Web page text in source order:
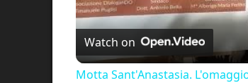
Watch on
Motta Sant'Anastasia.